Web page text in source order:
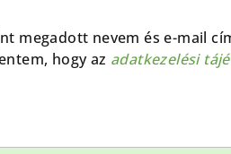
megadott nevem és e-mail
hogy az adatkezelési